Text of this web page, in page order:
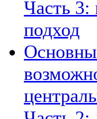
Часть 3:
подход